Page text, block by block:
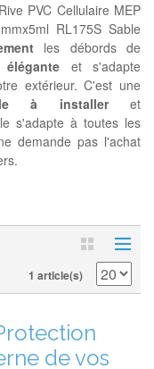
PVC Cellulaire MEP
RL175S Sable
les débords de
élégante et s'adapte
extérieur. C'est une
à installeret
s'adapte à toutes les
demande pas l'achat
1 article(s)
de vos